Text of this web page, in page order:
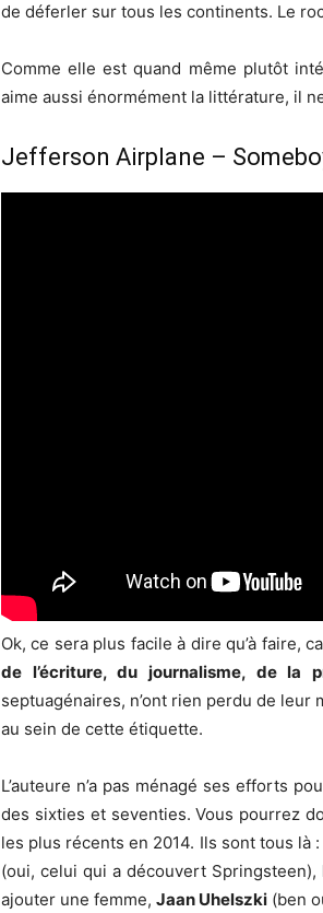
de déferler sur tous les continents. Le
Comme elle est quand même plutôt
aime aussi énormément la littérature, il
Jefferson Airplane –
Ok, ce sera plus facile à dire qu’à faire,
de l’écriture, du journalisme, de la
septuagénaires, n’ont rien perdu de leur
au sein de cette étiquette.
L’auteure n’a pas ménagé ses efforts
des sixties et seventies. Vous pourrez
les plus récents en 2014. Ils sont tous là :
(oui, celui qui a découvert Springsteen),
ajouter une femme, Jaan Uhelszki (ben